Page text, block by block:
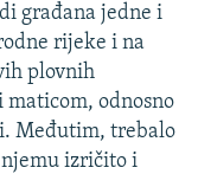
građana jedne i
rijeke i na
plovnih
odnosno
Međutim, trebalo
izričito i